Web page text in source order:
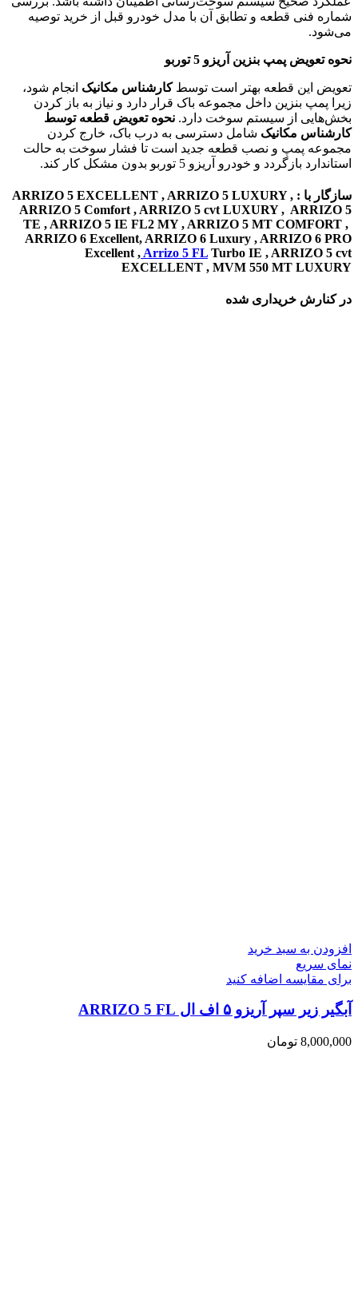
شماره فنی قطعه و تطابق آن با مدل خودرو قبل از خرید توصیه
می‌شود.
نحوه تعویض پمپ بنزین آریزو 5 توربو
تعویض این قطعه بهتر است توسطکارشناس مکانیک انجام شود،
زیرا پمپ بنزین داخل مجموعه باک قرار دارد و نیاز به باز کردن
بخش‌هایی از سیستم سوخت دارد. نحوه تعویض قطعه توسط
کارشناس مکانیک شامل دسترسی به درب باک، خارج کردن
مجموعه پمپ و نصب قطعه جدید است تا فشار سوخت به حالت
استاندارد بازگردد و خودرو آریزو 5 توربو بدون مشکل کار کند.
سازگار با : ARRIZO 5 EXCELLENT , ARRIZO 5 LUXURY ,
ARRIZO 5 Comfort , ARRIZO 5 cvt LUXURY , ARRIZO 5
TE , ARRIZO 5 IE FL2 MY , ARRIZO 5 MT COMFORT ,
ARRIZO 6 Excellent, ARRIZO 6 Luxury , ARRIZO 6 PRO
Excellent , Arrizo 5 FL Turbo IE , ARRIZO 5 cvt
EXCELLENT , MVM 550 MT LUXURY
در کنارش خریداری شده
افزودن به سبد خرید
نمای سریع
برای مقایسه اضافه کنید
آبگیر زیر سپر آریزو ۵ اف ال ARRIZO 5 FL
8,000,000 تومان